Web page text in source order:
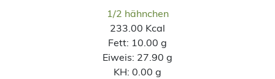
1/2 hähnchen
233.00 Kcal
Fett: 10.00 g
Eiweis: 27.90 g
KH: 0.00 g